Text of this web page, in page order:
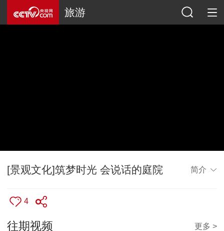
旅游
[景观文化]筑梦时光 会说话的庭院 简介
4
往期视频 更多 >